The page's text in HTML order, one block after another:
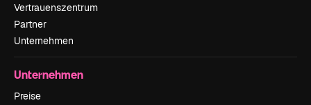
Vertrauenszentrum
Partner
Unternehmen
Unternehmen
Preise